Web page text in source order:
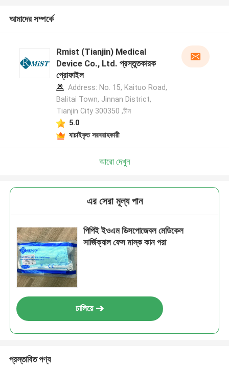
আমাদের সম্পর্কে
Rmist (Tianjin) Medical
Device Co., Ltd. প্রস্তুতকারক
প্রোফাইল
Address: No. 15, Kaituo Road,
Balitai Town, Jinnan District,
Tianjin City 300350 ,চীন
5.0
যাচাইকৃত সরবরাহকারী
আরো দেখুন
এর সেরা মূল্য পান
পিপিই ইওএম ডিসপোজেবল মেডিকেল
সার্জিক্যাল ফেস মাস্ক কান পরা
চালিয়ে
প্রস্তাবিত পণ্য